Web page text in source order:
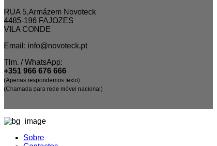
RUA 5,Armázem Novoteck
4485-196 FAJOZES
VILA CONDE
Email: info@novoteck.pt
Tlm. / WhatsApp:
+351 966 676 666
(Apenas respondemos texto)
(Chamada para rede móvel nacional)
Sobre